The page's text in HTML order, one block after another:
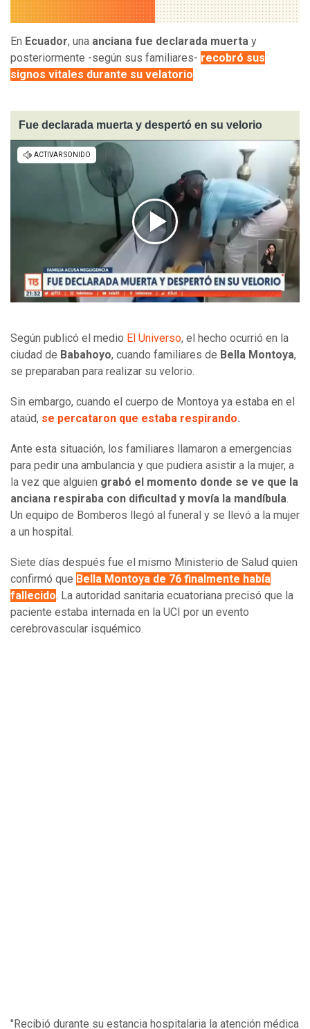
En Ecuador, una anciana fue declarada muerta y
posteriormente -según sus familiares- recobró sus
signos vitales durante su velatorio.
Fue declarada muerta y despertó en su velorio
Según publicó el medio El Universo, el hecho ocurrió en la
ciudad de Babahoyo, cuando familiares de Bella Montoya,
se preparaban para realizar su velorio.
Sin embargo, cuando el cuerpo de Montoya ya estaba en el
ataúd, se percataron que estaba respirando.
Ante esta situación, los familiares llamaron a emergencias
para pedir una ambulancia y que pudiera asistir a la mujer, a
la vez que alguien grabó el momento donde se ve que la
anciana respiraba con dificultad y movía la mandíbula.
Un equipo de Bomberos llegó al funeral y se llevó a la mujer
a un hospital.
Siete días después fue el mismo Ministerio de Salud quien
confirmó que Bella Montoya de 76 finalmente había
fallecido. La autoridad sanitaria ecuatoriana precisó que la
paciente estaba internada en la UCI por un evento
cerebrovascular isquémico.
"Recibió durante su estancia hospitalaria la atención médica